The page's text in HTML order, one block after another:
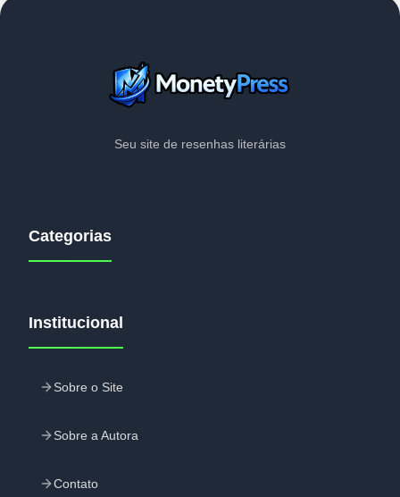
Seu site de resenhas literárias
Categorias
Institucional
Sobre o Site
Sobre a Autora
Contato